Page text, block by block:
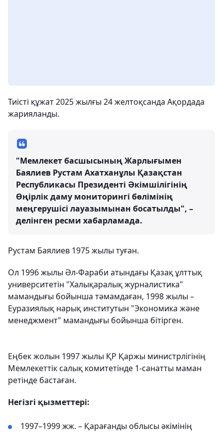
Тиісті құжат 2025 жылғы 24 желтоқсанда Ақордада
жарияланды.
"Мемлекет басшысының Жарлығымен
Баялиев Рустам Ахатханұлы Қазақстан
Республикасы Президенті Әкімшілігінің
Өңірлік даму мониторингі бөлімінің
меңгерушісі лауазымынан босатылды", –
делінген ресми хабарламада.
Рустам Баялиев 1975 жылы туған.
Ол 1996 жылы Әл-Фараби атындағы Қазақ ұлттық
университетін "Халықаралық журналистика"
мамандығы бойынша тәмамдаған, 1998 жылы –
Еуразиялық нарық институтын "Экономика және
менеджмент" мамандығы бойынша бітірген.
Еңбек жолын 1997 жылы ҚР Қаржы министрлігінің
Мемлекеттік салық комитетінде 1-санатты маман
ретінде бастаған.
Негізгі қызметтері:
1997–1999 жж. – Қарағанды облысы әкімінің